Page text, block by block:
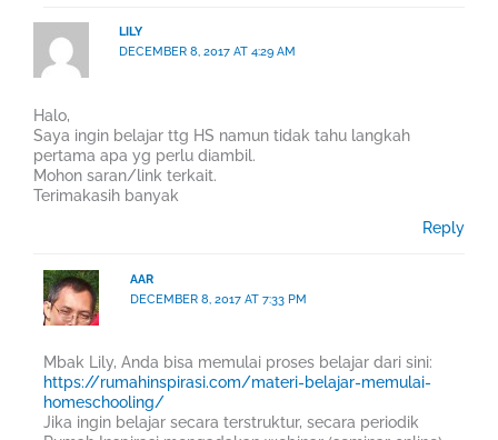
LILY
DECEMBER 8, 2017 AT 4:29 AM
Halo,
Saya ingin belajar ttg HS namun tidak tahu langkah
pertama apa yg perlu diambil.
Mohon saran/link terkait.
Terimakasih banyak
Reply
AAR
DECEMBER 8, 2017 AT 7:33 PM
Mbak Lily, Anda bisa memulai proses belajar dari sini:
https://rumahinspirasi.com/materi-belajar-memulai-
homeschooling/
Jika ingin belajar secara terstruktur, secara periodik